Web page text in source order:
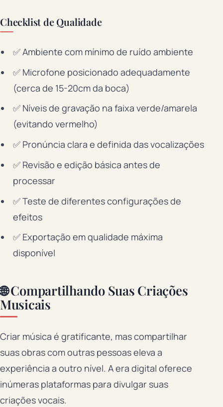
Checklist de Qualidade
✅ Ambiente com mínimo de ruído ambiente
✅ Microfone posicionado adequadamente
(cerca de 15-20cm da boca)
✅ Níveis de gravação na faixa verde/amarela
(evitando vermelho)
✅ Pronúncia clara e definida das vocalizações
✅ Revisão e edição básica antes de
processar
✅ Teste de diferentes configurações de
efeitos
✅ Exportação em qualidade máxima
disponível
🌐 Compartilhando Suas Criações
Musicais
Criar música é gratificante, mas compartilhar
suas obras com outras pessoas eleva a
experiência a outro nível. A era digital oferece
inúmeras plataformas para divulgar suas
criações vocais.